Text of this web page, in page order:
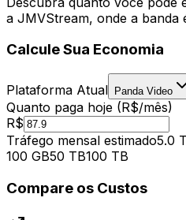
a JMVStream, onde a banda
Calcule Sua Economia
Plataforma Atual Panda Video
Quanto paga hoje (R$/mês)
R$
Tráfego mensal estimado5.0
100 GB50 TB100 TB
Compare os Custos